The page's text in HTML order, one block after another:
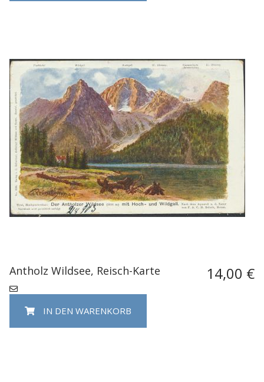
Antholz Wildsee, Reisch-Karte 14,00 €
IN DEN WARENKORB